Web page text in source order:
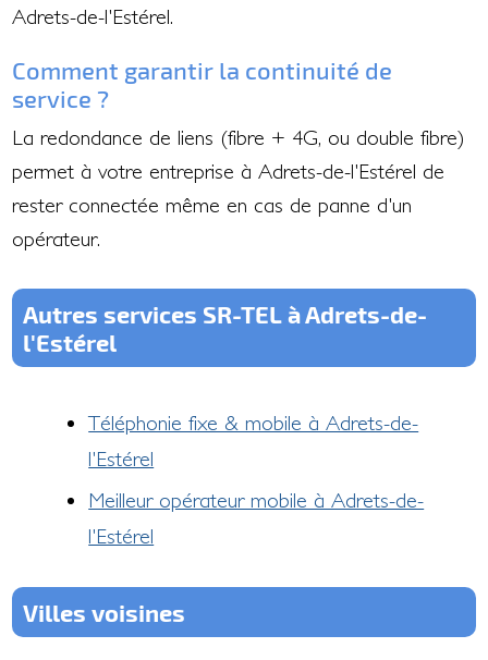
Adrets-de-l'Estérel.
Comment garantir la continuité de
service ?
La redondance de liens (fibre + 4G, ou double fibre)
permet à votre entreprise à Adrets-de-l'Estérel de
rester connectée même en cas de panne d'un
opérateur.
Autres services SR-TEL à Adrets-de-
l'Estérel
Téléphonie fixe & mobile à Adrets-de-
l'Estérel
Meilleur opérateur mobile à Adrets-de-
l'Estérel
Villes voisines